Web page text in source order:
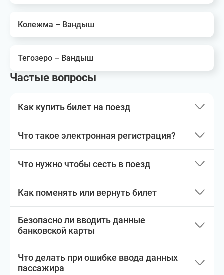
Колежма – Вандыш
Тегозеро – Вандыш
Частые вопросы
Как купить билет на поезд
Что такое электронная регистрация?
Что нужно чтобы сесть в поезд
Как поменять или вернуть билет
Безопасно ли вводить данные
банковской карты
Что делать при ошибке ввода данных
пассажира